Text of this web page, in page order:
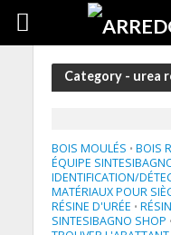
Category - urea
BOIS MOULÉS • BOIS
ÉQUIPE
IDENTIFICATION/
MATÉRIAUX POUR
RÉSINE D'URÉE •
SINTESIBAGNO SHOP •